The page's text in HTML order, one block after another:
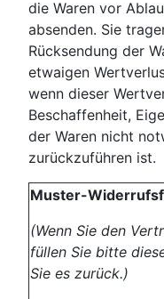
die Waren vor
absenden. Sie
Rücksendung der
etwaigen
wenn dieser
Beschaffenheit,
der Waren nicht
zurückzuführen ist.
Muster-
(Wenn Sie den
füllen Sie bitte
Sie es zurück.)